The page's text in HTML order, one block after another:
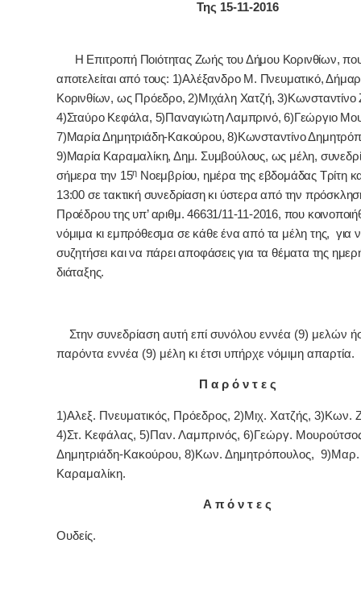
Της 15-11-2016
Η Επιτροπή Ποιότητας Ζωής του Δήμου Κορινθίων,
αποτελείται από τους: 1)Αλέξανδρο Μ. Πνευματικό,
Κορινθίων, ως Πρόεδρο, 2)Μιχάλη Χατζή, 3)Κωνσταντίνο
4)Σταύρο Κεφάλα, 5)Παναγιώτη Λαμπρινό, 6)Γεώργιο
7)Μαρία Δημητριάδη-Κακούρου, 8)Κωνσταντίνο
9)Μαρία Καραμαλίκη, Δημ. Συμβούλους, ως μέλη,
σήμερα την 15η Νοεμβρίου, ημέρα της εβδομάδας Τρίτη
13:00 σε τακτική συνεδρίαση κι ύστερα από την
Προέδρου της υπ’ αριθμ. 46631/11-11-2016, που
νόμιμα κι εμπρόθεσμα σε κάθε ένα από τα μέλη της, για
συζητήσει και να πάρει αποφάσεις για τα θέματα της
διάταξης.
Στην συνεδρίαση αυτή επί συνόλου εννέα (9) μελών
παρόντα εννέα (9) μέλη κι έτσι υπήρχε νόμιμη απαρτία.
Π α ρ ό ν τ ε ς
1)Αλεξ. Πνευματικός, Πρόεδρος, 2)Μιχ. Χατζής, 3)Κων.
4)Στ. Κεφάλας, 5)Παν. Λαμπρινός, 6)Γεώργ.
Δημητριάδη-Κακούρου, 8)Κων. Δημητρόπουλος, 9)Μαρ.
Καραμαλίκη.
Α π ό ν τ ε ς
Ουδείς.